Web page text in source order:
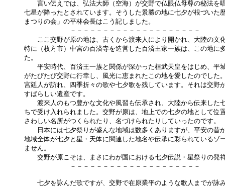
言い伝えでは、弘法大師（空海）が交野で仏眼仏母尊の秘法を
七星が降ったとされています。そうした景勝の地に七夕が根づいた
まつりの会」の平林会長はこう記しました。
－－－－－－－－－－－－－－－－－－－－
ここ交野が原の地は、古くから渡来人により開かれ、大陸の文
特に（枚方市）中宮の百済寺を造営した百済王家一族は、この地に
た。
平安時代、百済王一族と関係が深かった桓武天皇をはじめ、平
がたびたび交野に行幸し、風光に恵まれたこの地を愛したのでした
宮廷人が訪れ、四季折々の歌や七夕歌を残しています。それは交野
すばらしい遺産です。
渡来人のもつ豊かな文化や風習も伝承され、大陸から伝来した
ちで受け入れられました。交野が原は、地上での七夕の地として位
さわしい名所がつくられたり、名づけられたりしていったのです。
日本には七夕祭りが盛んな地域は数多くありますが、平安の昔
地域全体が七夕と星・天体に関連した地名や伝承に彩られているゾ
ません。
交野が原こそは、まさにわが国における七夕伝説・星祭りの発
－－－－－－－－－－－－－－－－－－－－
七夕を詠んだ歌ですが、交野で在原業平のような歌人までが詠